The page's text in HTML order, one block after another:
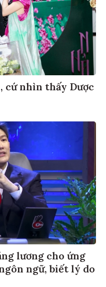
cứ nhìn thấy Dược
lương cho ứng
ngữ, biết lý do